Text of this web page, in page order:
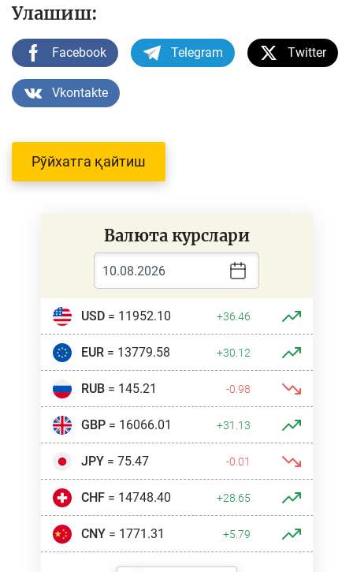
Улашиш:
Facebook Telegram Twitter
Vkontakte
Рўйхатга қайтиш
Валюта курслари
USD= 11952.10 +36.46
EUR= 13779.58 +30.12
RUB= 145.21 -0.98
GBP= 16066.01 +31.13
JPY= 75.47 -0.01
CHF= 14748.40 +28.65
CNY= 1771.31 +5.79